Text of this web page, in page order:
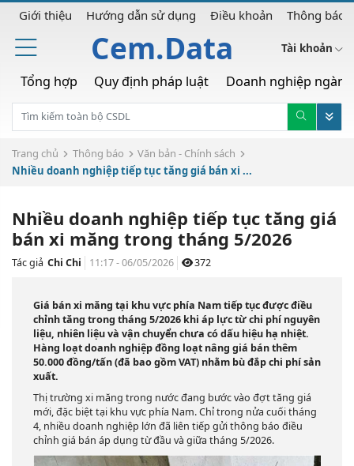
Giới thiệu Hướng dẫn sử dụng Điều khoản Thông báo
Cem.Data Tài khoản
Tổng hợp Quy định pháp luật Doanh nghiệp ngành
Trang chủ Thông báo
Văn bản - Chính sách
Nhiều doanh nghiệp tiếp tục tăng giá bán xi ...
Nhiều doanh nghiệp tiếp tục tăng giá
bán xi măng trong tháng 5/2026
Tác giả Chi Chi 11:17 - 06/05/2026 372
Giá bán xi măng tại khu vực phía Nam tiếp tục được điều
chỉnh tăng trong tháng 5/2026 khi áp lực từ chi phí nguyên
liệu, nhiên liệu và vận chuyển chưa có dấu hiệu hạ nhiệt.
Hàng loạt doanh nghiệp đồng loạt nâng giá bán thêm
50.000 đồng/tấn (đã bao gồm VAT) nhằm bù đắp chi phí sản
xuất.
Thị trường xi măng trong nước đang bước vào đợt tăng giá
mới, đặc biệt tại khu vực phía Nam. Chỉ trong nửa cuối tháng
4, nhiều doanh nghiệp lớn đã liên tiếp gửi thông báo điều
chỉnh giá bán áp dụng từ đầu và giữa tháng 5/2026.